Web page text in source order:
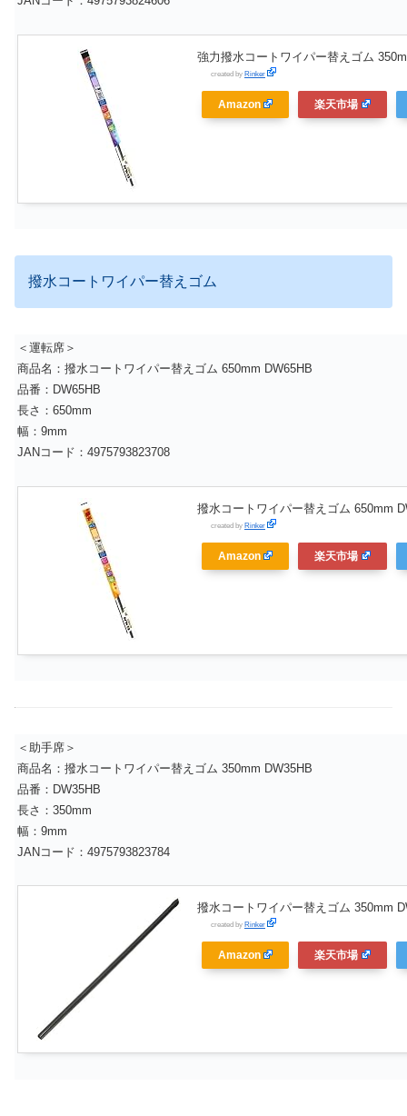
強力撥水コートワイパー替えゴム
created by Rinker
Amazon 楽天市場
撥水コートワイパー替えゴム
＜運転席＞
商品名：撥水コートワイパー替えゴム 650mm DW65HB
品番：DW65HB
長さ：650mm
幅：9mm
JANコード：4975793823708
撥水コートワイパー替えゴム 650mm
created by Rinker
Amazon 楽天市場
＜助手席＞
商品名：撥水コートワイパー替えゴム 350mm DW35HB
品番：DW35HB
長さ：350mm
幅：9mm
JANコード：4975793823784
撥水コートワイパー替えゴム 350mm
created by Rinker
Amazon 楽天市場